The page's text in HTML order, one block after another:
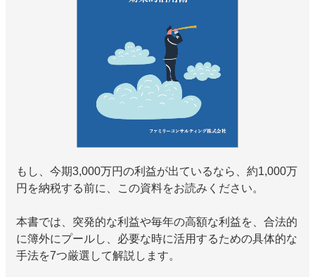
もし、今期3,000万円の利益が出ているなら、約1,000万
円を納税する前に、この資料をお読みください。
本書では、突発的な利益や毎年の高額な利益を、合法的
に簿外にプールし、必要な時に活用するための具体的な
手法を7つ厳選して解説します。